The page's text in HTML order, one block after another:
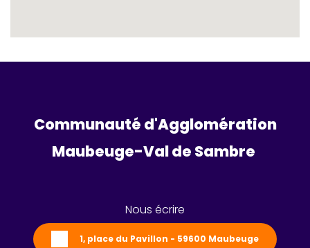
Communauté d'Agglomération
Maubeuge-Val de Sambre
Nous écrire
1, place du Pavillon - 59600 Maubeuge